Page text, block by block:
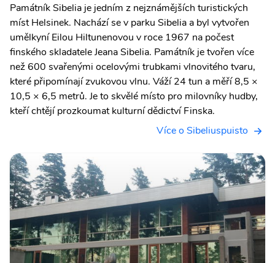
Památník Sibelia je jedním z nejznámějších turistických
míst Helsinek. Nachází se v parku Sibelia a byl vytvořen
umělkyní Eilou Hiltunenovou v roce 1967 na počest
finského skladatele Jeana Sibelia. Památník je tvořen více
než 600 svařenými ocelovými trubkami vlnovitého tvaru,
které připomínají zvukovou vlnu. Váží 24 tun a měří 8,5 ×
10,5 × 6,5 metrů. Je to skvělé místo pro milovníky hudby,
kteří chtějí prozkoumat kulturní dědictví Finska.
Více o Sibeliuspuisto